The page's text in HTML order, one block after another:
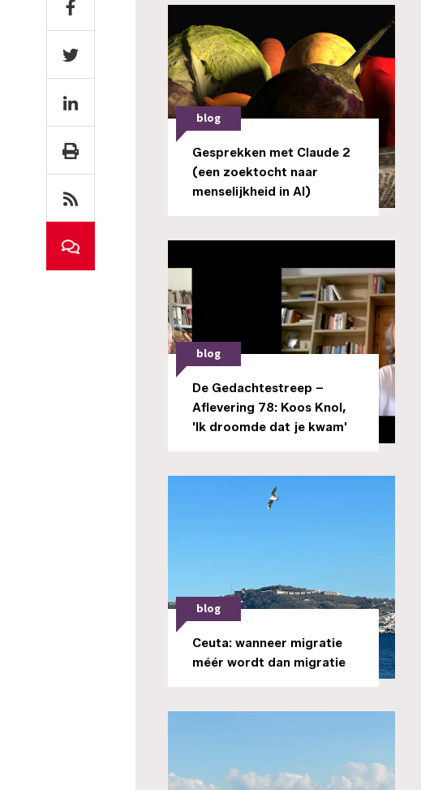
blog
Gesprekken met Claude 2
(een zoektocht naar
menselijkheid in AI)
blog
De Gedachtestreep –
Aflevering 78: Koos Knol,
'Ik droomde dat je kwam'
blog
Ceuta: wanneer migratie
méér wordt dan migratie